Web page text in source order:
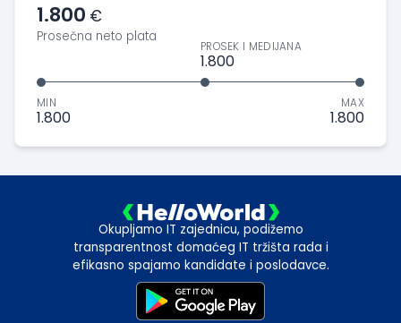
1.800 €
Prosečna neto plata
MIN
1.800
PROSEK I MEDIJANA
1.800
MAX
1.800
Okupljamo IT zajednicu, podižemo
transparentnost domaćeg IT tržišta rada i
efikasno spajamo kandidate i poslodavce.